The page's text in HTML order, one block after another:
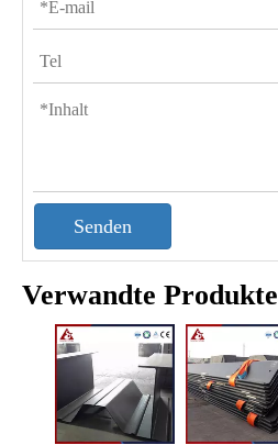
Senden
Verwandte Produkte